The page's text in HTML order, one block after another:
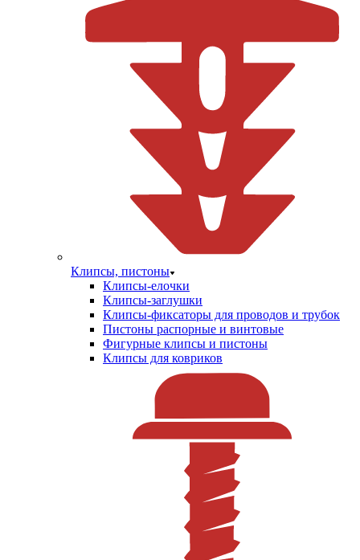
Клипсы, пистоны
Клипсы-елочки
Клипсы-заглушки
Клипсы-фиксаторы для проводов и трубок
Пистоны распорные и винтовые
Фигурные клипсы и пистоны
Клипсы для ковриков